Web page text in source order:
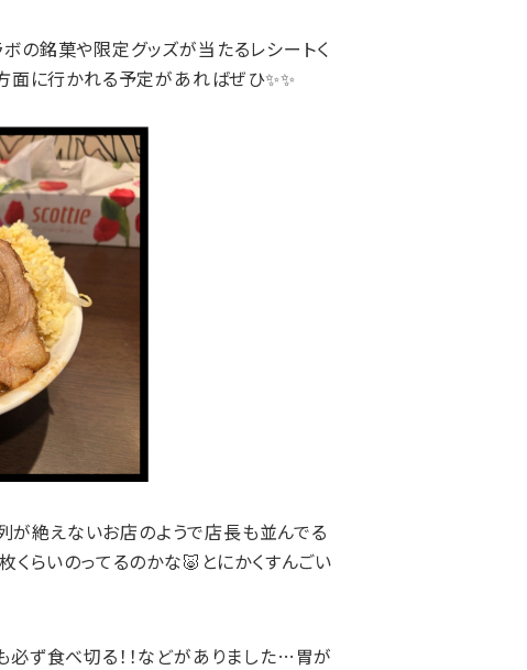
の銘菓や限定グッズが当たるレシートく
面に行かれる予定があればぜひ✨✨
が絶えないお店のようで店長も並んでる
くらいのってるのかな🐷とにかくすんごい
ず食べ切る！！などがありました…胃が